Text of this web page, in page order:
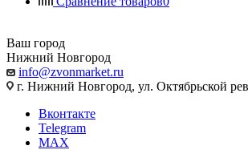
Ваш город
Нижний Новгород
info@zvonmarket.ru
г. Нижний Новгород, ул. Октябрьской
Вконтакте
Telegram
MAX